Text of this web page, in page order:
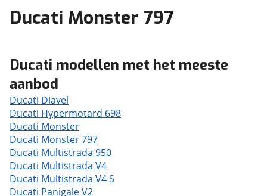
Ducati Monster 797
Ducati modellen met het meeste
aanbod
Ducati Diavel
Ducati Hypermotard 698
Ducati Monster
Ducati Monster 797
Ducati Multistrada 950
Ducati Multistrada V4
Ducati Multistrada V4 S
Ducati Panigale V2